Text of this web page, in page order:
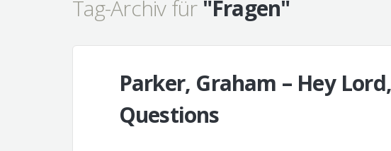
Tag-Archiv für "Fragen"
Parker, Graham – Hey
Questions